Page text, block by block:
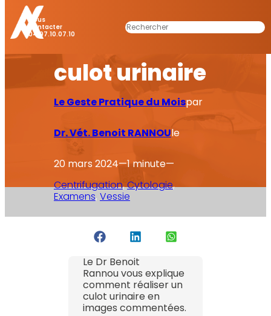
Nous
Contacter
04.97.10.07.10
Rechercher
Réaliser un
culot urinaire
Le Geste Pratique du Moispar
Dr. Vét. Benoit RANNOUle
20 mars 2024—1 minute—
Centrifugation, Cytologie,
Examens, Vessie
Le Dr Benoit
Rannou vous explique
comment réaliser un
culot urinaire en
images commentées.